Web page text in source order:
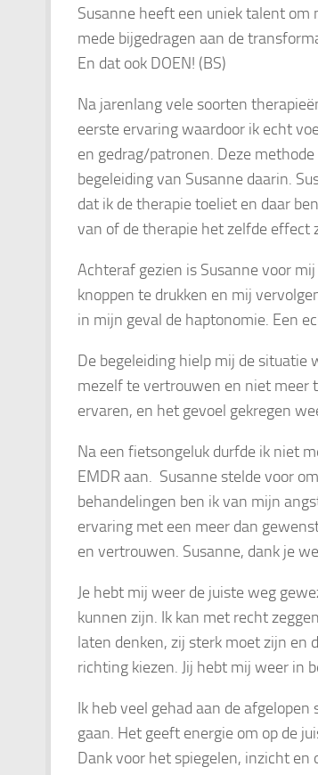
Susanne heeft een uniek talent om
mede bijgedragen aan de
En dat ook DOEN! (BS)
Na jarenlang vele soorten
eerste ervaring waardoor ik echt
en gedrag/patronen. Deze
begeleiding van Susanne daarin.
dat ik de therapie toeliet en daar
van of de therapie het zelfde effect
Achteraf gezien is Susanne voor
knoppen te drukken en mij
in mijn geval de haptonomie. Een
De begeleiding hielp mij de situatie
mezelf te vertrouwen en niet meer
ervaren, en het gevoel gekregen
Na een fietsongeluk durfde ik niet
EMDR aan. Susanne stelde voor
behandelingen ben ik van mijn
ervaring met een meer dan
en vertrouwen. Susanne, dank je
Je hebt mij weer de juiste weg
kunnen zijn. Ik kan met recht
laten denken, zij sterk moet zijn en
richting kiezen. Jij hebt mij weer in
Ik heb veel gehad aan de
gaan. Het geeft energie om op de
Dank voor het spiegelen, inzicht en